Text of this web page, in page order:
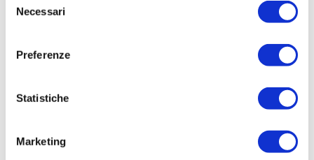
delNecessari
Preferenze
Statistiche
Marketing